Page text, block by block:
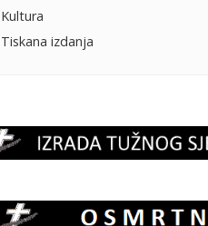
Kultura
Tiskana izdanja